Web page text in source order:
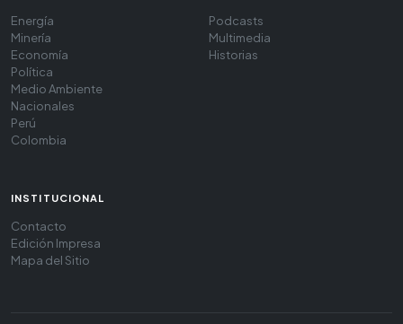
Energía
Minería
Economía
Política
Medio Ambiente
Nacionales
Perú
Colombia
Podcasts
Multimedia
Historias
INSTITUCIONAL
Contacto
Edición Impresa
Mapa del Sitio